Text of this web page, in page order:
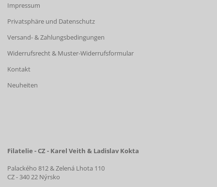
Impressum
Privatsphäre und Datenschutz
Versand- & Zahlungsbedingungen
Widerrufsrecht & Muster-Widerrufsformular
Kontakt
Neuheiten
Filatelie - CZ - Karel Veith & Ladislav Kokta
Palackého 812 & Zelená Lhota 110
CZ - 340 22 Nýrsko